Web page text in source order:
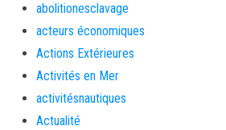
abolitionesclavage
acteurs économiques
Actions Extérieures
Activités en Mer
activitésnautiques
Actualité